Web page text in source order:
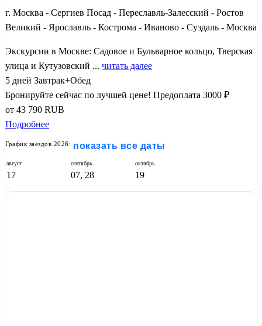
г. Москва - Сергиев Посад - Переславль-Залесский - Ростов
Великий - Ярославль - Кострома - Иваново - Суздаль - Москва
Экскурсии в Москве: Садовое и Бульварное кольцо, Тверская
улица и Кутузовский ... читать далее
5 дней Завтрак+Обед
Бронируйте сейчас по лучшей цене! Предоплата 3000 ₽
от 43 790 RUB
Подробнее
График заездов 2026: показать все даты
август
17
сентябрь
07, 28
октябрь
19